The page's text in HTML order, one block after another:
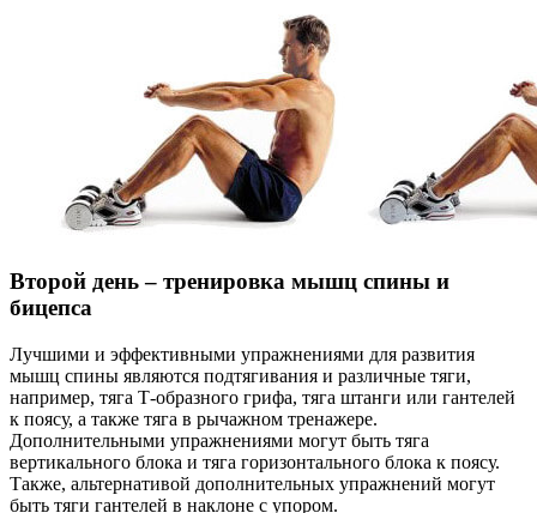
Второй день – тренировка мышц спины и
бицепса
Лучшими и эффективными упражнениями для развития
мышц спины являются подтягивания и различные тяги,
например, тяга Т-образного грифа, тяга штанги или гантелей
к поясу, а также тяга в рычажном тренажере.
Дополнительными упражнениями могут быть тяга
вертикального блока и тяга горизонтального блока к поясу.
Также, альтернативой дополнительных упражнений могут
быть тяги гантелей в наклоне с упором.